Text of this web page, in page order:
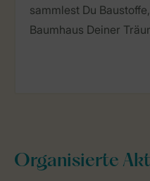
sammlest Du
Baumhaus Deiner
Organisierte